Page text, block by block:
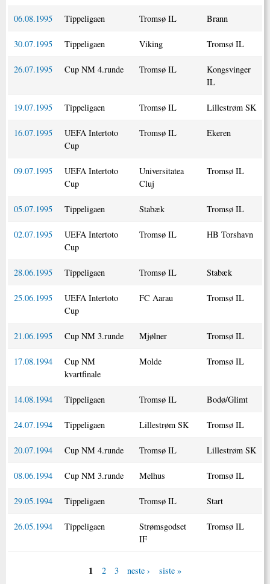
06.08.1995 Tippeligaen Tromsø IL Brann
30.07.1995 Tippeligaen Viking Tromsø IL
26.07.1995 Cup NM 4.runde Tromsø IL
Kongsvinger
IL
19.07.1995 Tippeligaen Tromsø IL Lillestrøm SK
16.07.1995
UEFA Intertoto
Cup
Tromsø IL Ekeren
09.07.1995
UEFA Intertoto
Cup
Universitatea
Cluj
Tromsø IL
05.07.1995 Tippeligaen Stabæk Tromsø IL
02.07.1995
UEFA Intertoto
Cup
Tromsø IL HB Torshavn
28.06.1995 Tippeligaen Tromsø IL Stabæk
25.06.1995
UEFA Intertoto
Cup
FC Aarau Tromsø IL
21.06.1995 Cup NM 3.runde Mjølner Tromsø IL
17.08.1994
Cup NM
kvartfinale
Molde Tromsø IL
14.08.1994 Tippeligaen Tromsø IL Bodø/Glimt
24.07.1994 Tippeligaen Lillestrøm SK Tromsø IL
20.07.1994 Cup NM 4.runde Tromsø IL Lillestrøm SK
08.06.1994 Cup NM 3.runde Melhus Tromsø IL
29.05.1994 Tippeligaen Tromsø IL Start
26.05.1994 Tippeligaen
Strømsgodset
IF
Tromsø IL
1 2 3 neste ›
siste »